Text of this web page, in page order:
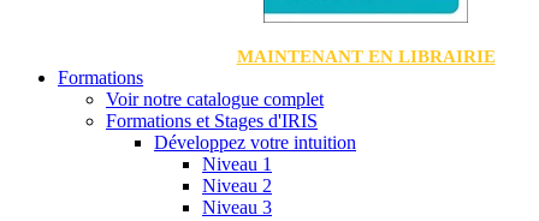
MAINTENANT EN LIBRAIRIE
Formations
Voir notre catalogue complet
Formations et Stages d'IRIS
Développez votre intuition
Niveau 1
Niveau 2
Niveau 3